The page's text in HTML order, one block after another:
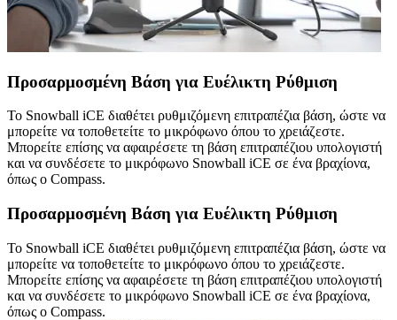
Προσαρμοσμένη Βάση για Ευέλικτη Ρύθμιση
Το Snowball iCE διαθέτει ρυθμιζόμενη επιτραπέζια βάση, ώστε να
μπορείτε να τοποθετείτε το μικρόφωνο όπου το χρειάζεστε.
Μπορείτε επίσης να αφαιρέσετε τη βάση επιτραπέζιου υπολογιστή
και να συνδέσετε το μικρόφωνο Snowball iCE σε ένα βραχίονα,
όπως ο Compass.
Προσαρμοσμένη Βάση για Ευέλικτη Ρύθμιση
Το Snowball iCE διαθέτει ρυθμιζόμενη επιτραπέζια βάση, ώστε να
μπορείτε να τοποθετείτε το μικρόφωνο όπου το χρειάζεστε.
Μπορείτε επίσης να αφαιρέσετε τη βάση επιτραπέζιου υπολογιστή
και να συνδέσετε το μικρόφωνο Snowball iCE σε ένα βραχίονα,
όπως ο Compass.